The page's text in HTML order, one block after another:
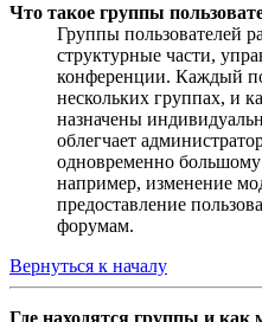
Что такое группы
Группы пользователей
структурные части,
конференции. Каждый
нескольких группах, и
назначены
облегчает
одновременно большому
например, изменение
предоставление
форумам.
Вернуться к началу
Где находятся группы и как